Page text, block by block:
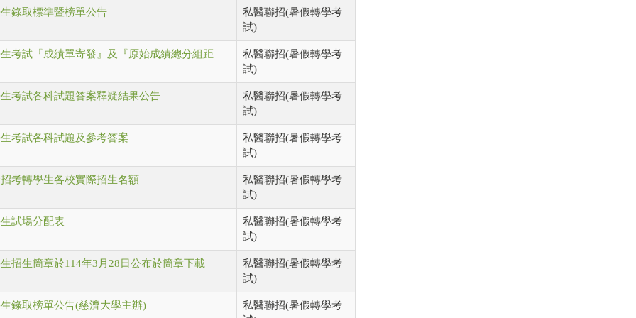
錄取標準暨榜單公告
私醫聯招(暑假轉學考
試)
考試『成績單寄發』及『原始成績總分組距
私醫聯招(暑假轉學考
試)
考試各科試題答案釋疑結果公告
私醫聯招(暑假轉學考
試)
考試各科試題及參考答案
私醫聯招(暑假轉學考
試)
考轉學生各校實際招生名額
私醫聯招(暑假轉學考
試)
試場分配表
私醫聯招(暑假轉學考
試)
招生簡章於114年3月28日公布於簡章下載
私醫聯招(暑假轉學考
試)
錄取榜單公告(慈濟大學主辦)
私醫聯招(暑假轉學考